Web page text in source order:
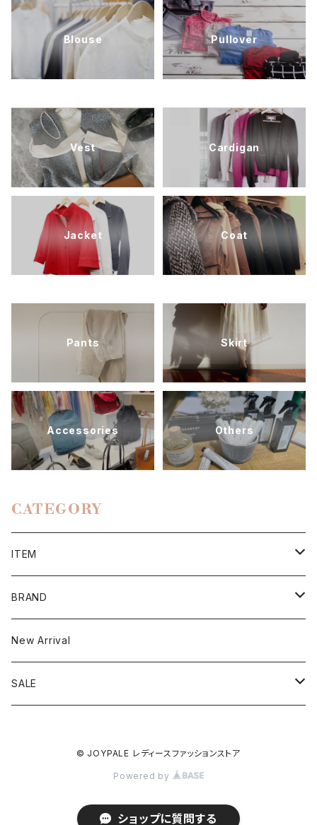
Blouse Pullover
Vest Cardigan
Jacket Coat
Pants Skirt
Accessories Others
CATEGORY
ITEM
Tops
Cutsew
Sweater
Onepiece
Outer
BRAND
BEATRICE
BRAHMIN
New Arrival
SALE
© JOYPALE レディースファッションストア
Powered by
ショップに質問する